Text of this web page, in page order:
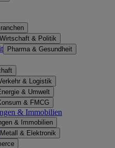
Wirtschaft & Politik
Pharma & Gesundheit
& Logistik
& Umwelt
& FMCG
& Immobilien
& Immobilien
Metall & Elektronik